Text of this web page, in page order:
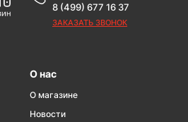
8 (499) 677 16 37
ЗАКАЗАТЬ ЗВОНОК
О нас
О магазине
Новости